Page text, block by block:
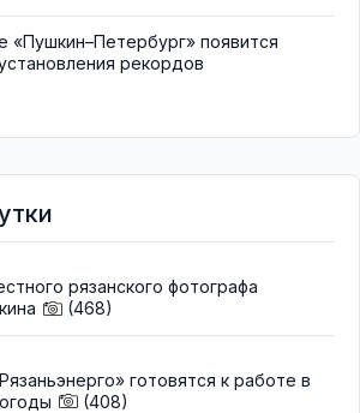
«Пушкин–Петербург» появится
рекордов
рязанского фотографа
(468)
готовятся к работе в
(408)